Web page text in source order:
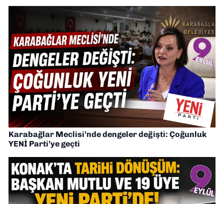
Karabağlar Meclisi’nde dengeler değişti: Çoğunluk
YENİ Parti’ye geçti